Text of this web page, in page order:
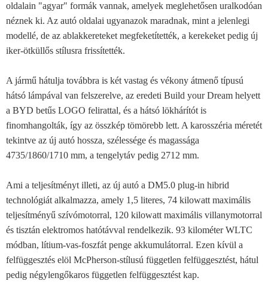
oldalain "agyar" formák vannak, amelyek meglehetősen uralkodóan
néznek ki. Az autó oldalai ugyanazok maradnak, mint a jelenlegi
modellé, de az ablakkereteket megfeketítették, a kerekeket pedig új
iker-ötküllős stílusra frissítették.
A jármű hátulja továbbra is két vastag és vékony átmenő típusú
hátsó lámpával van felszerelve, az eredeti Build your Dream helyett
a BYD betűs LOGO felirattal, és a hátsó lökhárítót is
finomhangolták, így az összkép tömörebb lett. A karosszéria méretét
tekintve az új autó hossza, szélessége és magassága
4735/1860/1710 mm, a tengelytáv pedig 2712 mm.
Ami a teljesítményt illeti, az új autó a DM5.0 plug-in hibrid
technológiát alkalmazza, amely 1,5 literes, 74 kilowatt maximális
teljesítményű szívómotorral, 120 kilowatt maximális villanymotorral
és tisztán elektromos hatótávval rendelkezik. 93 kilométer WLTC
módban, lítium-vas-foszfát penge akkumulátorral. Ezen kívül a
felfüggesztés elöl McPherson-stílusú független felfüggesztést, hátul
pedig négylengőkaros független felfüggesztést kap.